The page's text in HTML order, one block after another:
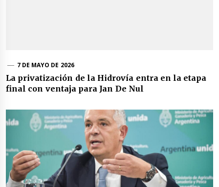
7 DE MAYO DE 2026
La privatización de la Hidrovía entra en la etapa
final con ventaja para Jan De Nul